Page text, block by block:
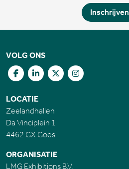
Inschrijven
VOLG ONS
LOCATIE
Zeelandhallen
Da Vinciplein 1
4462 GX Goes
ORGANISATIE
LMG Exhibitions B.V.